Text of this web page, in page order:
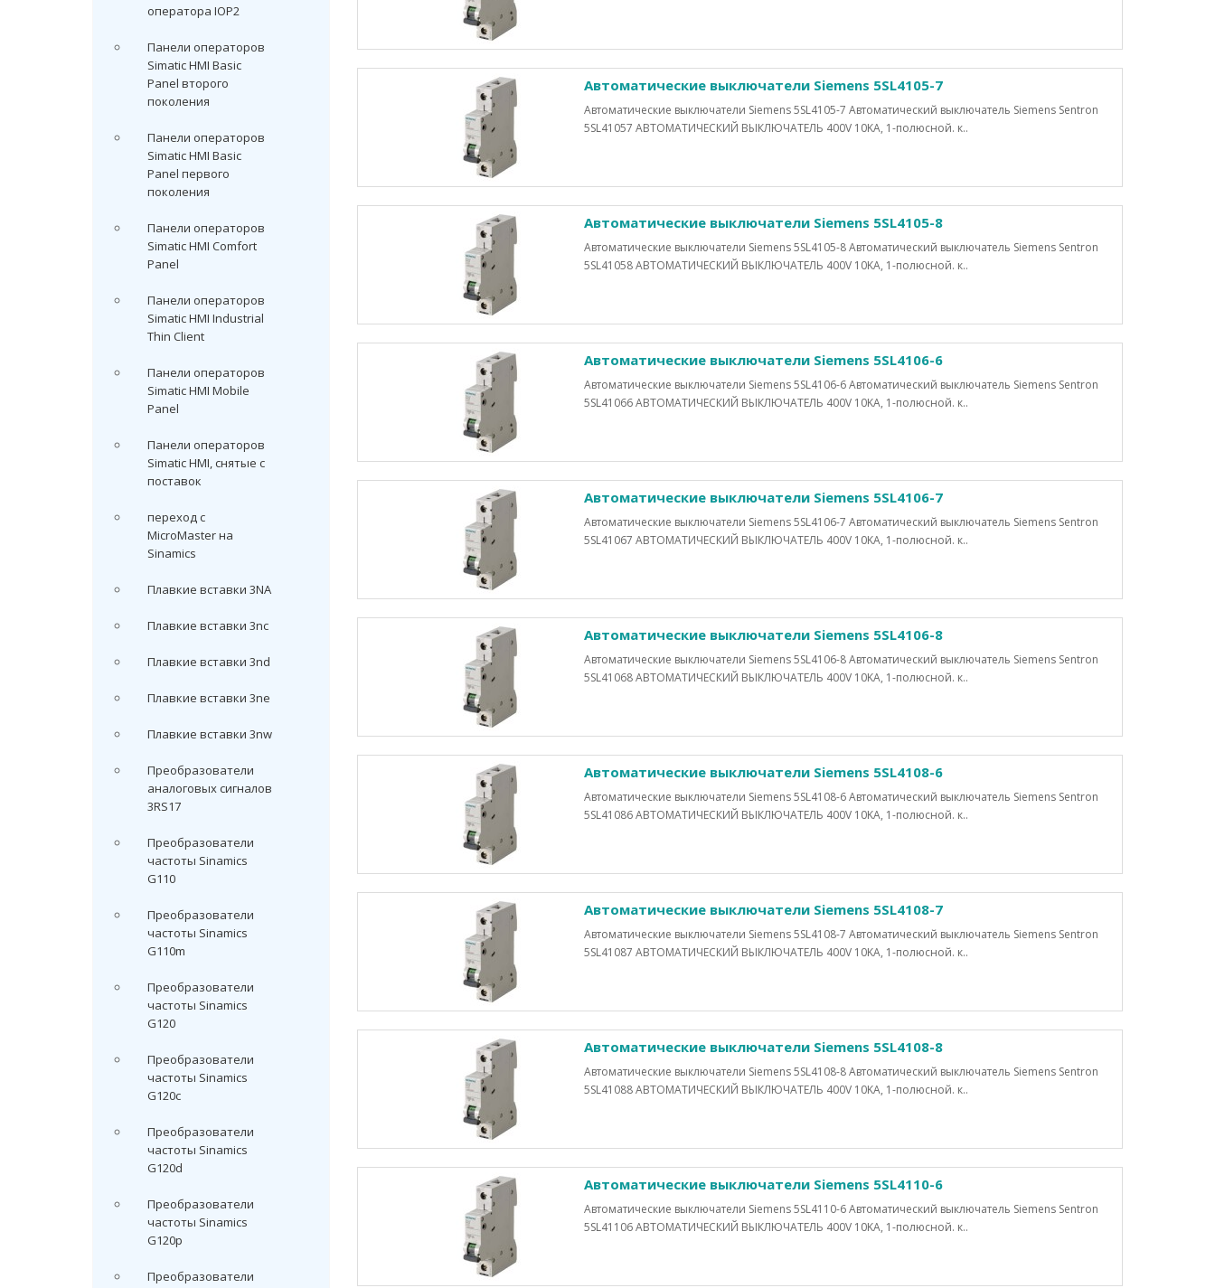
оператора IOP2
Панели операторов
Simatic HMI Basic
Panel второго
поколения
Панели операторов
Simatic HMI Basic
Panel первого
поколения
Панели операторов
Simatic HMI Comfort
Panel
Панели операторов
Simatic HMI Industrial
Thin Client
Панели операторов
Simatic HMI Mobile
Panel
Панели операторов
Simatic HMI, снятые с
поставок
переход с
MicroMaster на
Sinamics
Плавкие вставки 3NA
Плавкие вставки 3nc
Плавкие вставки 3nd
Плавкие вставки 3ne
Плавкие вставки 3nw
Преобразователи
аналоговых сигналов
3RS17
Преобразователи
частоты Sinamics
G110
Преобразователи
частоты Sinamics
G110m
Преобразователи
частоты Sinamics
G120
Преобразователи
частоты Sinamics
G120c
Преобразователи
частоты Sinamics
G120d
Преобразователи
частоты Sinamics
G120p
Преобразователи
Автоматические выключатели Siemens 5SL4105-7
Автоматические выключатели Siemens 5SL4105-7 Автоматический выключатель Siemens Sentron
5SL41057 АВТОМАТИЧЕСКИЙ ВЫКЛЮЧАТЕЛЬ 400V 10KA, 1-полюсной. к..
Автоматические выключатели Siemens 5SL4105-8
Автоматические выключатели Siemens 5SL4105-8 Автоматический выключатель Siemens Sentron
5SL41058 АВТОМАТИЧЕСКИЙ ВЫКЛЮЧАТЕЛЬ 400V 10KA, 1-полюсной. к..
Автоматические выключатели Siemens 5SL4106-6
Автоматические выключатели Siemens 5SL4106-6 Автоматический выключатель Siemens Sentron
5SL41066 АВТОМАТИЧЕСКИЙ ВЫКЛЮЧАТЕЛЬ 400V 10KA, 1-полюсной. к..
Автоматические выключатели Siemens 5SL4106-7
Автоматические выключатели Siemens 5SL4106-7 Автоматический выключатель Siemens Sentron
5SL41067 АВТОМАТИЧЕСКИЙ ВЫКЛЮЧАТЕЛЬ 400V 10KA, 1-полюсной. к..
Автоматические выключатели Siemens 5SL4106-8
Автоматические выключатели Siemens 5SL4106-8 Автоматический выключатель Siemens Sentron
5SL41068 АВТОМАТИЧЕСКИЙ ВЫКЛЮЧАТЕЛЬ 400V 10KA, 1-полюсной. к..
Автоматические выключатели Siemens 5SL4108-6
Автоматические выключатели Siemens 5SL4108-6 Автоматический выключатель Siemens Sentron
5SL41086 АВТОМАТИЧЕСКИЙ ВЫКЛЮЧАТЕЛЬ 400V 10KA, 1-полюсной. к..
Автоматические выключатели Siemens 5SL4108-7
Автоматические выключатели Siemens 5SL4108-7 Автоматический выключатель Siemens Sentron
5SL41087 АВТОМАТИЧЕСКИЙ ВЫКЛЮЧАТЕЛЬ 400V 10KA, 1-полюсной. к..
Автоматические выключатели Siemens 5SL4108-8
Автоматические выключатели Siemens 5SL4108-8 Автоматический выключатель Siemens Sentron
5SL41088 АВТОМАТИЧЕСКИЙ ВЫКЛЮЧАТЕЛЬ 400V 10KA, 1-полюсной. к..
Автоматические выключатели Siemens 5SL4110-6
Автоматические выключатели Siemens 5SL4110-6 Автоматический выключатель Siemens Sentron
5SL41106 АВТОМАТИЧЕСКИЙ ВЫКЛЮЧАТЕЛЬ 400V 10KA, 1-полюсной. к..